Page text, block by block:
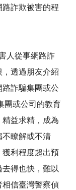
詐欺被害的程
人從事網路詐
透過朋友介紹
詐騙集團或公
團或公司的教育
益求精，成為
不瞭解或不清
利程度超出預
得也快，難以
相信臺灣警察偵